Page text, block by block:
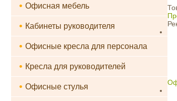
• Офисная мебель
• Кабинеты руководителя
• Офисные кресла для персонала
• Кресла для руководителей
• Офисные стулья